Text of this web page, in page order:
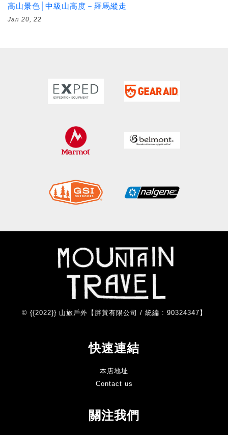
高山景色│中級山高度－羅馬縱走
Jan 20, 22
© {{2022}} 山旅戶外【胖黃有限公司 / 統編 : 90324347】
快速連結
本店地址
Contact us
關注我們